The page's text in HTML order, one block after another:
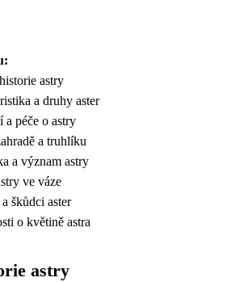
astry
a druhy aster
a péče o astry
a truhlíku
a význam astry
ve váze
škůdci aster
o květině astra
astry